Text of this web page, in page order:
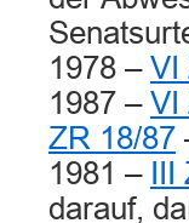
1978 – VI
1987 – VI
ZR 18/87
1981 –
darauf,